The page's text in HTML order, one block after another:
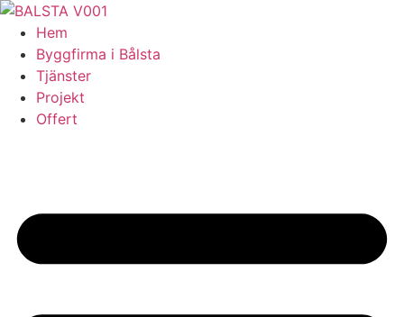
Skip
content
Hem
Byggfirma i Bålsta
Tjänster
Projekt
Offert